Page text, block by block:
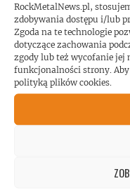
RockMetalNews.pl,
zdobywania dostępu i/lub
Zgoda na te technologie
dotyczące zachowania
zgody lub też wycofanie jej
funkcjonalności strony. Aby
polityką plików cookies.